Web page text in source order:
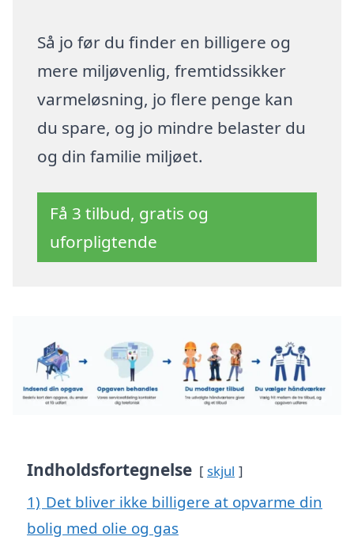
Så jo før du finder en billigere og
mere miljøvenlig, fremtidssikker
varmeløsning, jo flere penge kan
du spare, og jo mindre belaster du
og din familie miljøet.
Få 3 tilbud, gratis og
uforpligtende
Indholdsfortegnelse skjul
1) Det bliver ikke billigere at opvarme din
bolig med olie og gas